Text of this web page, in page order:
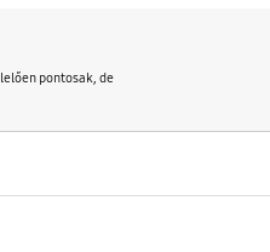
pontosak, de